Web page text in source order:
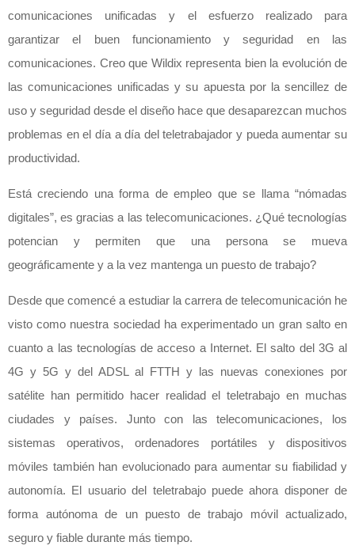
comunicaciones unificadas y el esfuerzo realizado para
garantizar el buen funcionamiento y seguridad en las
comunicaciones. Creo que Wildix representa bien la evolución de
las comunicaciones unificadas y su apuesta por la sencillez de
uso y seguridad desde el diseño hace que desaparezcan muchos
problemas en el día a día del teletrabajador y pueda aumentar su
productividad.
Está creciendo una forma de empleo que se llama “nómadas
digitales”, es gracias a las telecomunicaciones. ¿Qué tecnologías
potencian y permiten que una persona se mueva
geográficamente y a la vez mantenga un puesto de trabajo?
Desde que comencé a estudiar la carrera de telecomunicación he
visto como nuestra sociedad ha experimentado un gran salto en
cuanto a las tecnologías de acceso a Internet. El salto del 3G al
4G y 5G y del ADSL al FTTH y las nuevas conexiones por
satélite han permitido hacer realidad el teletrabajo en muchas
ciudades y países. Junto con las telecomunicaciones, los
sistemas operativos, ordenadores portátiles y dispositivos
móviles también han evolucionado para aumentar su fiabilidad y
autonomía. El usuario del teletrabajo puede ahora disponer de
forma autónoma de un puesto de trabajo móvil actualizado,
seguro y fiable durante más tiempo.